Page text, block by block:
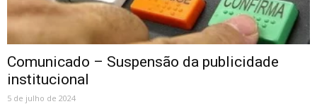
Comunicado – Suspensão da publicidade
institucional
5 de julho de 2024